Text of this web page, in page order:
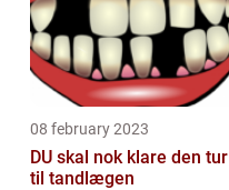
08 february 2023
DU skal nok klare den tur
til tandlægen